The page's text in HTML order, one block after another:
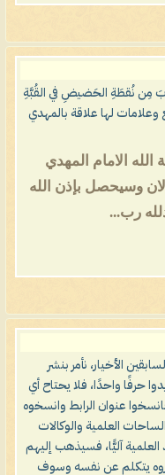
مِن نُقطَةِ الحَضيضِ في القُبَّةِ
وعلامات لها علاقة بالمهدي
الامام المهدي
وسيحصل بإذن الله
رب...
الأخيار، نأمر بنشر
حرفًا واحدًا، فلا يحتاح أي
عنوان الرابط وانسخوه
العلمية والوكالات
آليًّا، فسيذهب إليهم
يتكلم عن نفسه وسوف